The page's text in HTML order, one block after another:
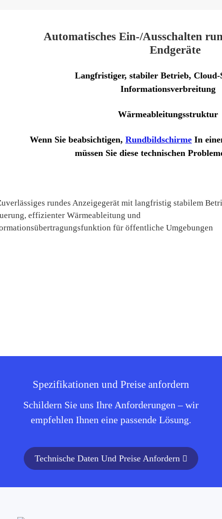
Automatisches Ein-/Ausschalten
Endgeräte
Langfristiger, stabiler Betrieb, Cloud-
Informationsverbreitung
Wärmeableitungsstruktur
Wenn Sie beabsichtigen,Rundbildschirme In
müssen Sie diese technischen
Spezifikationen und Preise anfordern
Schildern Sie uns Ihre Anforderungen – wir
empfehlen Ihnen eine passende Lösung.
Technische Daten Und Preise Anfordern